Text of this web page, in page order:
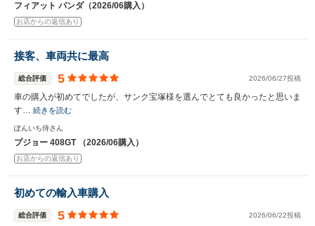
フィアット パンダ（2026/06購入）
お店からの返信あり
接客、車両共に最高
総合評価 5 2026/06/27投稿
車の購入が初めてでしたが、サンク宝塚様を選んでとても良かったと思いま
す… 続きを読む
ぽんいち侍さん
プジョー 408GT （2026/06購入）
お店からの返信あり
初めての輸入車購入
総合評価 5 2026/06/22投稿